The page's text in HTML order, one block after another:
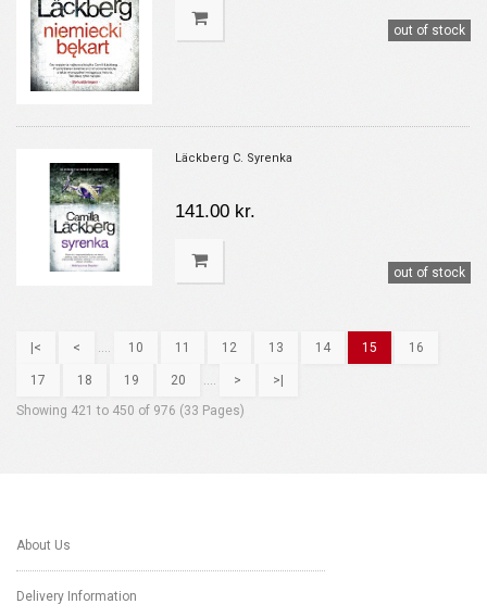
out of stock
Läckberg C. Syrenka
141.00 kr.
out of stock
|< < .... 10 11 12 13 14 15 16
17 18 19 20 .... >
>|
Showing 421 to 450 of 976 (33 Pages)
About Us
Delivery Information